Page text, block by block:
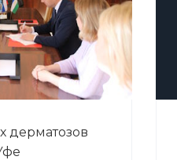
дерматозов